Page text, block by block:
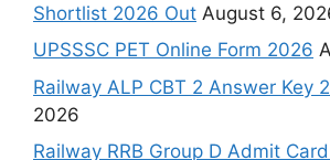
Shortlist 2026 Out August 6,
UPSSSC PET Online Form 2026
Railway ALP CBT 2 Answer Key
2026
Railway RRB Group D Admit